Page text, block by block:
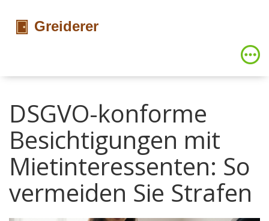
DSGVO-konforme
Besichtigungen mit
Mietinteressenten: So
vermeiden Sie Strafen